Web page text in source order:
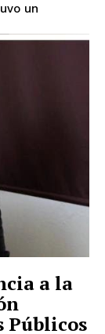
un
a la
Públicos